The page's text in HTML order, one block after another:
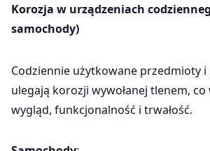
Korozja w urządzeniach
samochody)
Codziennie użytkowane przedmioty
ulegają korozji wywołanej tlenem, co
wygląd, funkcjonalność i trwałość.